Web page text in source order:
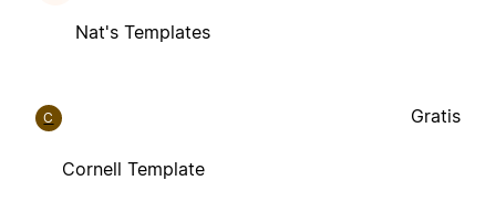
Nat's Templates
C
Cornell Template
Gratis